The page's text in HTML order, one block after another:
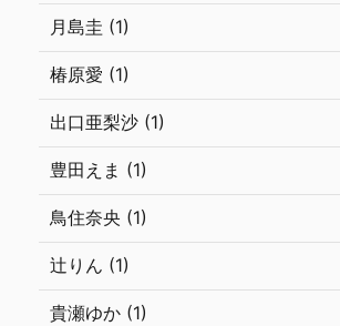
月島圭 (1)
椿原愛 (1)
出口亜梨沙 (1)
豊田えま (1)
鳥住奈央 (1)
辻りん (1)
貴瀬ゆか (1)